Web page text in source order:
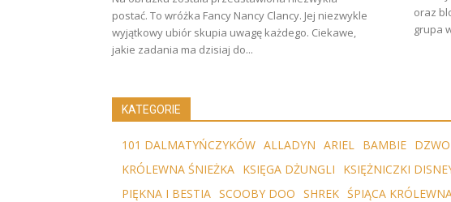
postać. To wróżka Fancy Nancy Clancy. Jej niezwykle
wyjątkowy ubiór skupia uwagę każdego. Ciekawe,
jakie zadania ma dzisiaj do...
oraz
grupa
KATEGORIE
101 DALMATYŃCZYKÓW ALLADYN ARIEL BAMBIE
KRÓLEWNA ŚNIEŻKA KSIĘGA DŻUNGLI KSIĘŻNICZKI
PIĘKNA I BESTIA SCOOBY DOO SHREK ŚPIĄCA